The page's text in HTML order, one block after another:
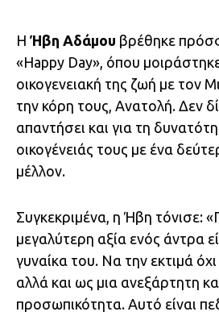
Η Ήβη Αδάμου βρέθηκε
«Happy Day», όπου
οικογενειακή της ζωή με τον
την κόρη τους, Ανατολή. Δεν
απαντήσει και για τη
οικογένειάς τους με ένα
μέλλον.
Συγκεκριμένα, η Ήβη τόνισε:
μεγαλύτερη αξία ενός άντρα
γυναίκα του. Να την εκτιμά
αλλά και ως μια ανεξάρτητη
προσωπικότητα. Αυτό είναι